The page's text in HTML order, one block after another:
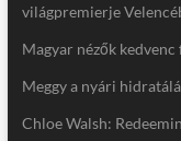
világpremierje
Magyar nézők
Meggy a nyári
Chloe Walsh: